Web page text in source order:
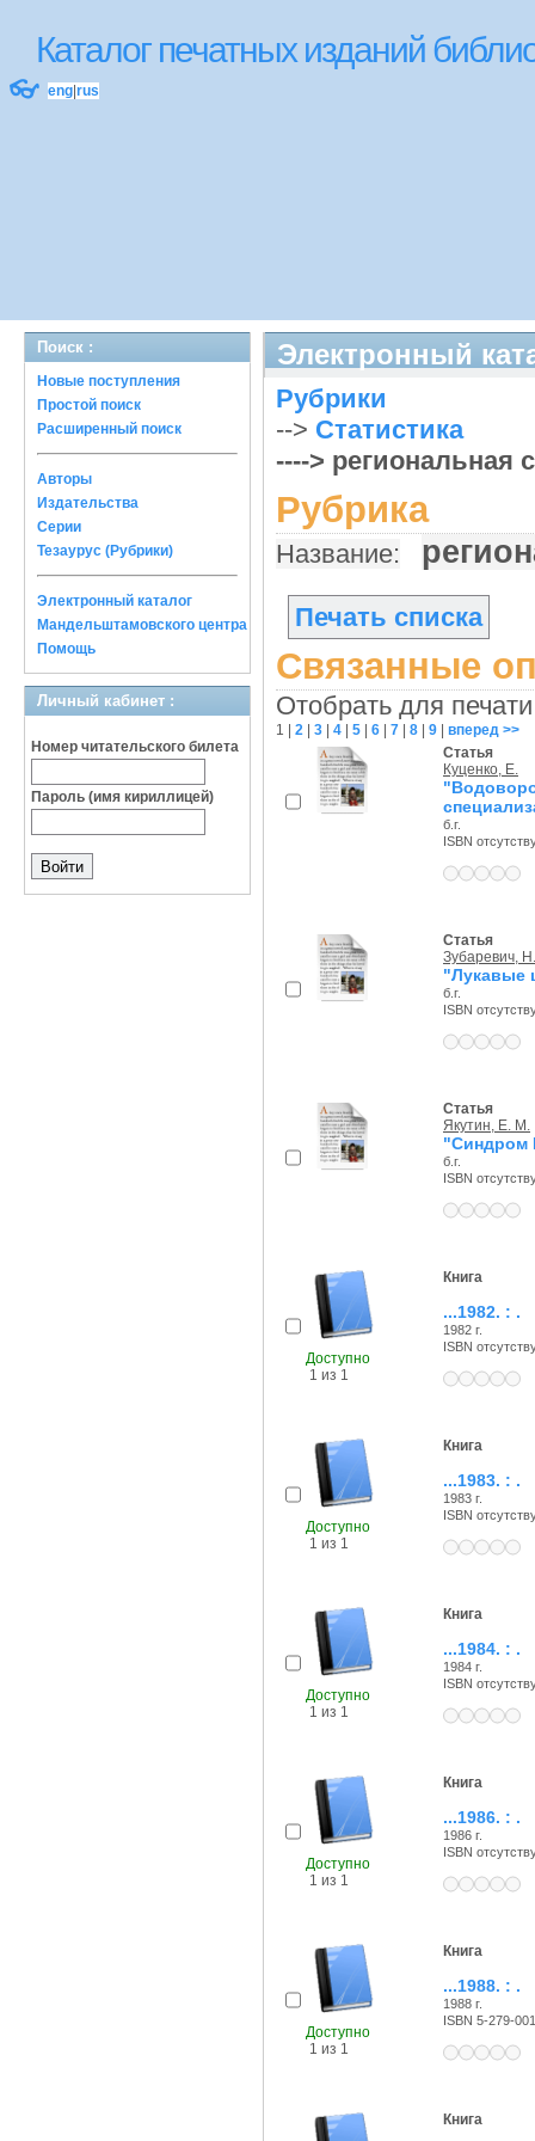
Каталог печатных изданий
👓 eng rus
Поиск :
Новые поступления
Простой поиск
Расширенный поиск
Авторы
Издательства
Серии
Тезаурус (Рубрики)
Электронный каталог
Мандельштамовского центра
Помощь
Личный кабинет :
Номер читательского билета
Пароль (имя кириллицей)
Электронный
Рубрики
--> Статистика
----> региональная
Рубрика
Название:
Печать списка
Связанные
Отобрать для
1 2 3 4 5 6 7 8 9
вперед >>
Статья
Куценко, Е.
б.г.
ISBN
Статья
Зубаревич,
"Лукавые
б.г.
ISBN
Статья
Якутин, Е. М.
"Синдром
б.г.
ISBN
Доступно
1 из 1
Книга
...1982. : .
1982 г.
ISBN
Доступно
1 из 1
Книга
...1983. : .
1983 г.
ISBN
Доступно
1 из 1
Книга
...1984. : .
1984 г.
ISBN
Доступно
1 из 1
Книга
...1986. : .
1986 г.
ISBN
Доступно
1 из 1
Книга
...1988. : .
1988 г.
ISBN 5-279-
Книга